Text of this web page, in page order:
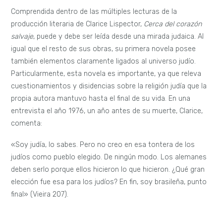
plantea Benjamin Moser, pueden ser originadas por las
terroríficas experiencias que debió vivir su familia rumbo a
Brasil o también, de las víctimas de la Segunda Guerra
Mundial que Lispector, como voluntaria, socorrió en Italia. En
efecto, considero que la lectura judía de su obra desde un
punto de vista afectivo, ya que Lispector se nutrió de
algunas particularidades de la teoría spinocista en sus libros,
es esclarecedora si se quiere aproximar a la cuestión
migratoria y a la noción deotredadpresente en su
producción literaria.
Lispector rescata la crítica extensa planteada por Spinoza a
la religión judío-cristiana y la materializa en esta novela,
haciendo que los personajes representen de alguna manera
las tensiones de las que habla el filósofo
judío excomulgado.